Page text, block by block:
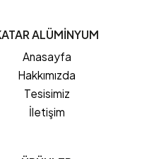
ALÜMİNYUM
Anasayfa
Hakkımızda
Tesisimiz
İletişim